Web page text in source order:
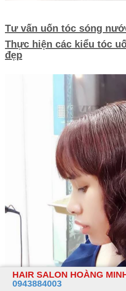
HAIR SALON HOÀNG
0943884003
Tư vấn uốn tóc sóng
Thực hiện các kiểu tóc
đẹp